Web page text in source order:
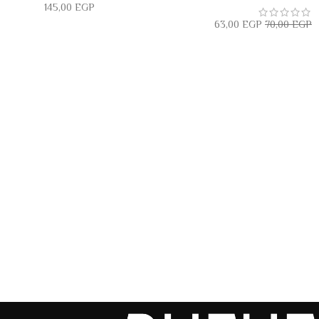
70,00EGP
63,00 EGP
145,00 EGP